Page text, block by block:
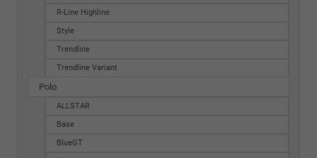
R-Line Highline
Style
Trendline
Trendline Variant
Polo
ALLSTAR
Base
BlueGT